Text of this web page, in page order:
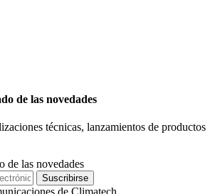
de las novedades
técnicas, lanzamientos de productos
de las novedades
Suscribirse
de Climatech